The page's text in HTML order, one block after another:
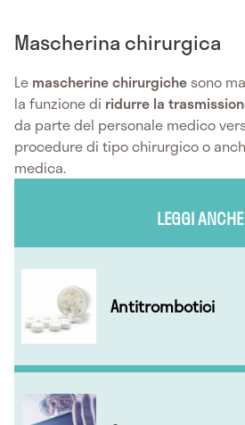
Mascherina chirurgica
Le mascherine chirurgiche sono
la funzione di ridurre la
da parte del personale medico
procedure di tipo chirurgico o
medica.
LEGGI ANCHE
Antitrombotici